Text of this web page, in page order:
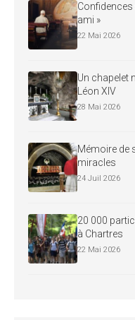
Confidences
ami »
22 Mai 2026
Un chapelet
Léon XIV
28 Mai 2026
Mémoire de
miracles
24 Juil 2026
20 000
à Chartres
22 Mai 2026